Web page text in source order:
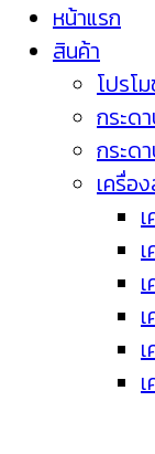
หน้าแรก
สินค้า
โปรโ
กระด
กระด
เครื่อ